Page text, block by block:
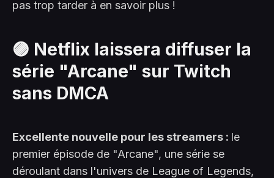
pas trop tarder à en savoir plus !
🟣 Netflix laissera diffuser la
série "Arcane" sur Twitch
sans DMCA
Excellente nouvelle pour les streamers : le
premier épisode de "Arcane", une série se
déroulant dans l'univers de League of Legends,